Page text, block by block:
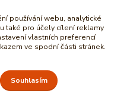
používání webu, analytické
také pro účely cílení reklamy
vlastních preferencí
ve spodní části stránek.
Souhlasím